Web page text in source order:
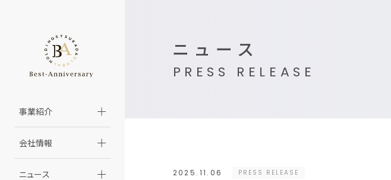
事業紹介
会社情報
ニュース
ニュース
PRESS RELEASE
2025.11.06 PRESS RELEASE